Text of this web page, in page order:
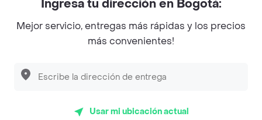
Facebook
Twitter
Instagram
©2026Rappi Inc. All rights reserved.
Bogotá D.C. --- notificacionesrappi@rappi.com
Ingresa tu dirección en Bogotá:
Mejor servicio, entregas más rápidas y los precios
más convenientes!
Usar mi ubicación actual